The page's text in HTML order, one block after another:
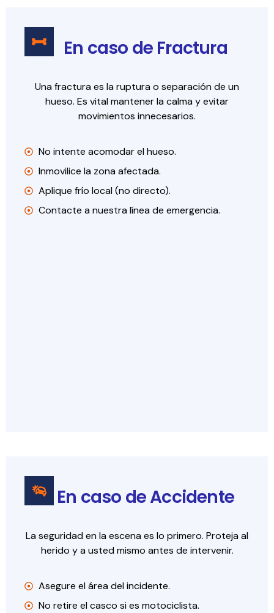
En caso de Fractura
Una fractura es la ruptura o separación de un
hueso. Es vital mantener la calma y evitar
movimientos innecesarios.
No intente acomodar el hueso.
Inmovilice la zona afectada.
Aplique frío local (no directo).
Contacte a nuestra línea de emergencia.
En caso de Accidente
La seguridad en la escena es lo primero. Proteja al
herido y a usted mismo antes de intervenir.
Asegure el área del incidente.
No retire el casco si es motociclista.